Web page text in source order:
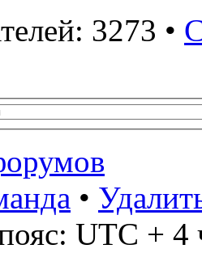
3273 •
•
UTC + 4